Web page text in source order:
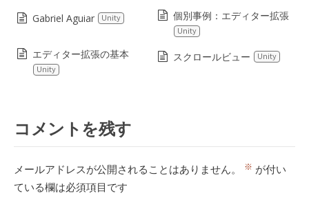
Gabriel Aguiar Unity 個別事例：エディター拡張
Unity
エディター拡張の基本
Unity
スクロールビュー Unity
コメントを残す
メールアドレスが公開されることはありません。 ※ が付い
ている欄は必須項目です